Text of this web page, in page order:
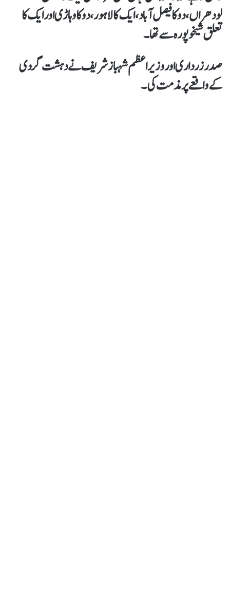
لودھراں، دو کا فیصل آباد، ایک کا لاہور، دوکا وہاڑی اور ایک کا
تعلق شیخوپورہ سے تھا۔
صدر زرداری اور وزیراعظم شہباز شریف نے دہشت گردی
کے واقعے پر مذمت کی۔